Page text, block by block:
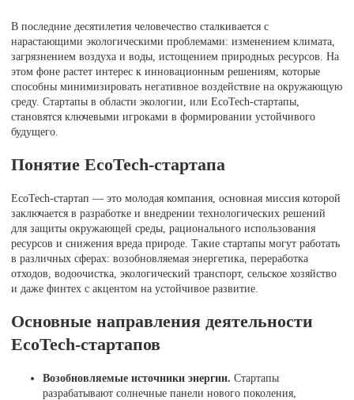
В последние десятилетия человечество сталкивается с
нарастающими экологическими проблемами: изменением климата,
загрязнением воздуха и воды, истощением природных ресурсов. На
этом фоне растет интерес к инновационным решениям, которые
способны минимизировать негативное воздействие на окружающую
среду. Стартапы в области экологии, или EcoTech-стартапы,
становятся ключевыми игроками в формировании устойчивого
будущего.
Понятие EcoTech-стартапа
EcoTech-стартап — это молодая компания, основная миссия которой
заключается в разработке и внедрении технологических решений
для защиты окружающей среды, рационального использования
ресурсов и снижения вреда природе. Такие стартапы могут работать
в различных сферах: возобновляемая энергетика, переработка
отходов, водоочистка, экологический транспорт, сельское хозяйство
и даже финтех с акцентом на устойчивое развитие.
Основные направления деятельности
EcoTech-стартапов
Возобновляемые источники энергии. Стартапы
разрабатывают солнечные панели нового поколения,